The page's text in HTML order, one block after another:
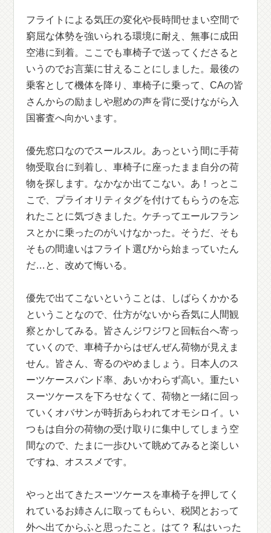
フライトによる気圧の変化や長時間せまい空間で
窮屈な体勢を強いられる環境に耐え、無事に成田
空港に到着。ここでも車椅子で送ってくださると
いうのでお言葉に甘えることにしました。最後の
乗客として機体を降り、車椅子に乗って、CAの皆
さんからの励ましや慰めの声を背に受けながら入
国審査へ向かいます。
優先窓口なのでスールスル。あっという間に手荷
物受取台に到着し、車椅子に座ったまま自分の荷
物を探します。なかなか出てこない。あ！っとこ
こで、プライオリティタグを付けてもらうのを忘
れたことに気づきました。ケチってエールフラン
スとかに乗ったのがいけなかった。そうだ、そも
そもの間違いはフライト選びから始まっていたん
だ…と、改めて悔いる。
優先で出てこないということは、しばらくかかる
ということなので、仕方がないから呑気に人間観
察とかしてみる。皆さんジワジワと回転台へ寄っ
ていくので、車椅子からはぜんぜん荷物が見えま
せん。皆さん、寄るのやめましょう。日本人のス
ーツケースバンド率、あいかわらず高い。重たい
スーツケースを下ろせなくて、荷物と一緒に回っ
ていくオバサンが時折あらわれてオモシロイ。い
つもは自分の荷物の受け取りに集中してしまう空
間なので、たまに一歩ひいて眺めてみると楽しい
ですね、オススメです。
やっと出てきたスーツケースを車椅子を押してく
れているお姉さんに取ってもらい、税関とおって
外へ出てからふと思ったこと。はて？ 私はいった